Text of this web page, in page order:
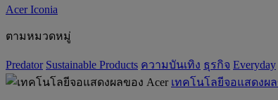
Acer Iconia
ตามหมวดหมู่
Predator ‌Sustainable Products ความบันเทิง ธุรกิจ Everyday
เทคโนโลยีจอแสดงผ